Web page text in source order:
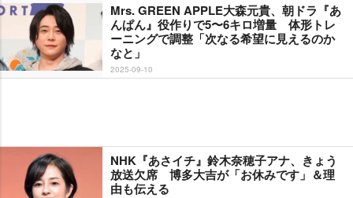
Mrs. GREEN APPLE大森元貴、朝ドラ『あ
んぱん』役作りで5〜6キロ増量 体形トレ
ーニングで調整「次なる希望に見えるのか
なと」
2025-09-10
NHK『あさイチ』鈴木奈穂子アナ、きょう
放送欠席 博多大吉が「お休みです」＆理
由も伝える